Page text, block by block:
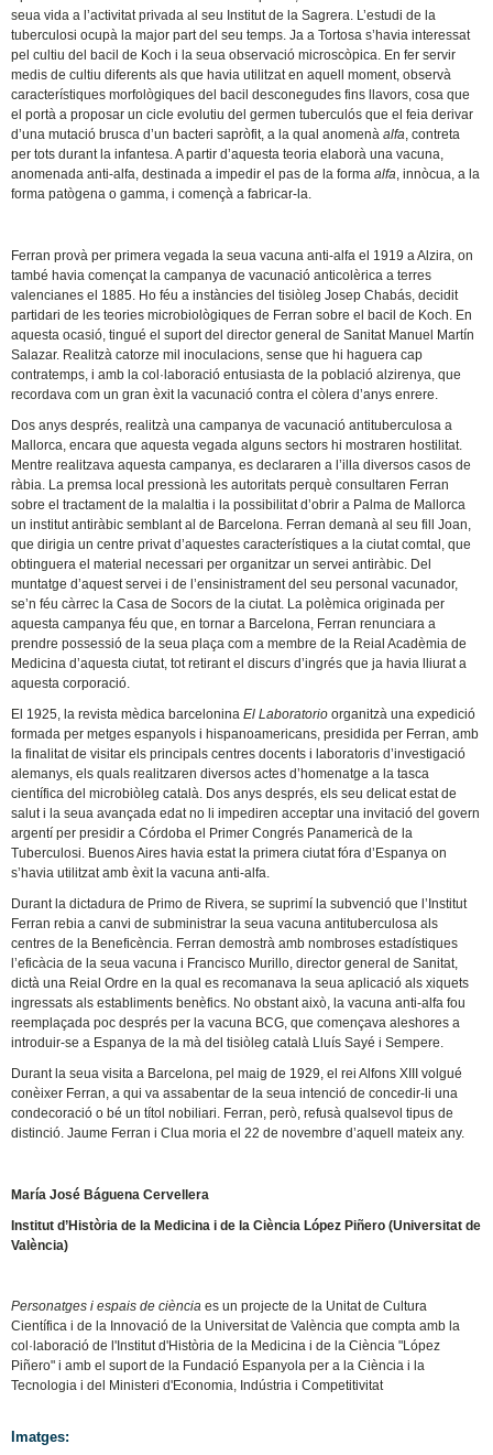
seua vida a l’activitat privada al seu Institut de la Sagrera. L’estudi de la
tuberculosi ocupà la major part del seu temps. Ja a Tortosa s’havia interessat
pel cultiu del bacil de Koch i la seua observació microscòpica. En fer servir
medis de cultiu diferents als que havia utilitzat en aquell moment, observà
característiques morfològiques del bacil desconegudes fins llavors, cosa que
el portà a proposar un cicle evolutiu del germen tuberculós que el feia derivar
d’una mutació brusca d’un bacteri sapròfit, a la qual anomenàalfa, contreta
per tots durant la infantesa. A partir d’aquesta teoria elaborà una vacuna,
anomenada anti-alfa, destinada a impedir el pas de la formaalfa, innòcua, a la
forma patògena o gamma, i començà a fabricar-la.
Ferran provà per primera vegada la seua vacuna anti-alfa el 1919 a Alzira, on
també havia començat la campanya de vacunació anticolèrica a terres
valencianes el 1885. Ho féu a instàncies del tisiòleg Josep Chabás, decidit
partidari de les teories microbiològiques de Ferran sobre el bacil de Koch. En
aquesta ocasió, tingué el suport del director general de Sanitat Manuel Martín
Salazar. Realitzà catorze mil inoculacions, sense que hi haguera cap
contratemps, i amb la col·laboració entusiasta de la població alzirenya, que
recordava com un gran èxit la vacunació contra el còlera d’anys enrere.
Dos anys després, realitzà una campanya de vacunació antituberculosa a
Mallorca, encara que aquesta vegada alguns sectors hi mostraren hostilitat.
Mentre realitzava aquesta campanya, es declararen a l’illa diversos casos de
ràbia. La premsa local pressionà les autoritats perquè consultaren Ferran
sobre el tractament de la malaltia i la possibilitat d’obrir a Palma de Mallorca
un institut antiràbic semblant al de Barcelona. Ferran demanà al seu fill Joan,
que dirigia un centre privat d’aquestes característiques a la ciutat comtal, que
obtinguera el material necessari per organitzar un servei antiràbic. Del
muntatge d’aquest servei i de l’ensinistrament del seu personal vacunador,
se’n féu càrrec la Casa de Socors de la ciutat. La polèmica originada per
aquesta campanya féu que, en tornar a Barcelona, Ferran renunciara a
prendre possessió de la seua plaça com a membre de la Reial Acadèmia de
Medicina d’aquesta ciutat, tot retirant el discurs d’ingrés que ja havia lliurat a
aquesta corporació.
El 1925, la revista mèdica barceloninaEl Laboratorio organitzà una expedició
formada per metges espanyols i hispanoamericans, presidida per Ferran, amb
la finalitat de visitar els principals centres docents i laboratoris d’investigació
alemanys, els quals realitzaren diversos actes d’homenatge a la tasca
científica del microbiòleg català. Dos anys després, els seu delicat estat de
salut i la seua avançada edat no li impediren acceptar una invitació del govern
argentí per presidir a Córdoba el Primer Congrés Panamericà de la
Tuberculosi. Buenos Aires havia estat la primera ciutat fóra d’Espanya on
s’havia utilitzat amb èxit la vacuna anti-alfa.
Durant la dictadura de Primo de Rivera, se suprimí la subvenció que l’Institut
Ferran rebia a canvi de subministrar la seua vacuna antituberculosa als
centres de la Beneficència. Ferran demostrà amb nombroses estadístiques
l’eficàcia de la seua vacuna i Francisco Murillo, director general de Sanitat,
dictà una Reial Ordre en la qual es recomanava la seua aplicació als xiquets
ingressats als establiments benèfics. No obstant això, la vacuna anti-alfa fou
reemplaçada poc després per la vacuna BCG, que començava aleshores a
introduir-se a Espanya de la mà del tisiòleg català Lluís Sayé i Sempere.
Durant la seua visita a Barcelona, pel maig de 1929, el rei Alfons XIII volgué
conèixer Ferran, a qui va assabentar de la seua intenció de concedir-li una
condecoració o bé un títol nobiliari. Ferran, però, refusà qualsevol tipus de
distinció. Jaume Ferran i Clua moria el 22 de novembre d’aquell mateix any.
María José Báguena Cervellera
Institut d’Història de la Medicina i de la Ciència López Piñero (Universitat de
València)
Personatges i espais de ciència es un projecte de la Unitat de Cultura
Científica i de la Innovació de la Universitat de València que compta amb la
col·laboració de l'Institut d'Història de la Medicina i de la Ciència "López
Piñero" i amb el suport de la Fundació Espanyola per a la Ciència i la
Tecnologia i del Ministeri d'Economia, Indústria i Competitivitat
Imatges: